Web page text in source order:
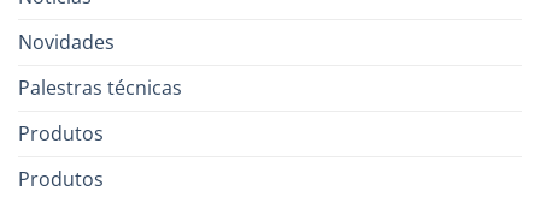
Novidades
Palestras técnicas
Produtos
Produtos